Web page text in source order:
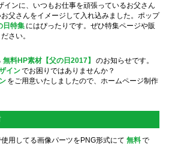
インに、いつもお仕事を頑張っているお父さん
父さんをイメージして入れ込みました。ポップ
日特集 にはぴったりです。ぜひ特集ページや販
さい。
無料HP素材【父の日2017】
のお知らせです。
インでお困りではありませんか？
をご用意いたしましたので、ホームページ制作
用してる画像パーツをPNG形式にて 無料で